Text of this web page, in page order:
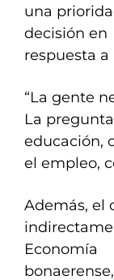
una
decisión en
respuesta a
“La gente
La
educación,
el empleo,
Además, el
Economía